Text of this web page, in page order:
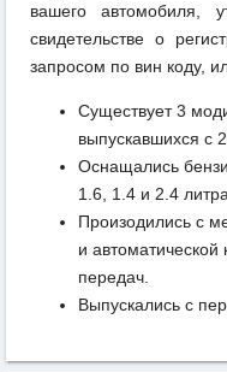
вашего автомобиля,
свидетельстве о
запросом по вин коду,
Существует 3
выпускавшихся с
Оснащались
1.6, 1.4 и 2.4
Произодились с
и
передач.
Выпускались с